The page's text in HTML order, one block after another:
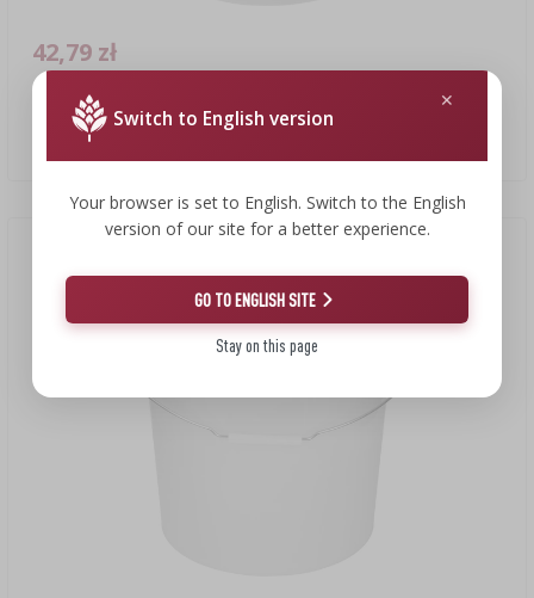
Pojemnik fermentacyjny 30L, w białym kolorze z 2 rurkami
42,79 zł
42,79 PLN/szt.
Switch to English version
Your browser is set to English. Switch to the English
version of our site for a better experience.
GO TO ENGLISH SITE
Stay on this page